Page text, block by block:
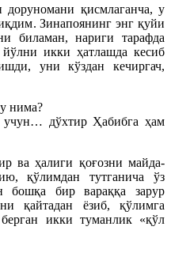
қисмлаганча, у
Зинапоянинг энг қуйи
биламан, нариги тарафда
икки ҳатлашда кесиб
уни кўздан кечиргач,
нима?
дўхтир Ҳабибга ҳам
ва ҳалиги қоғозни майда-
қўлимдан тутганича ўз
бошқа бир вараққа зарур
қайтадан ёзиб, қўлимга
икки туманлик «қўл